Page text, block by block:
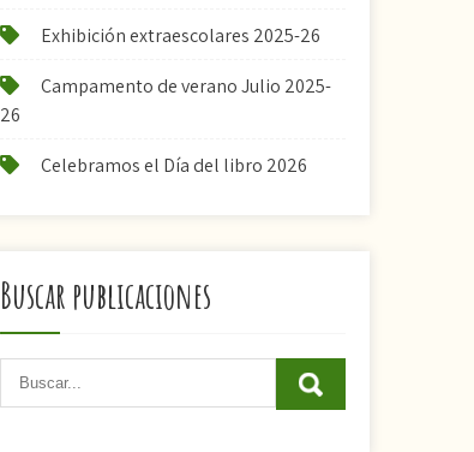
Exhibición extraescolares 2025-26
Campamento de verano Julio 2025-
26
Celebramos el Día del libro 2026
Buscar publicaciones